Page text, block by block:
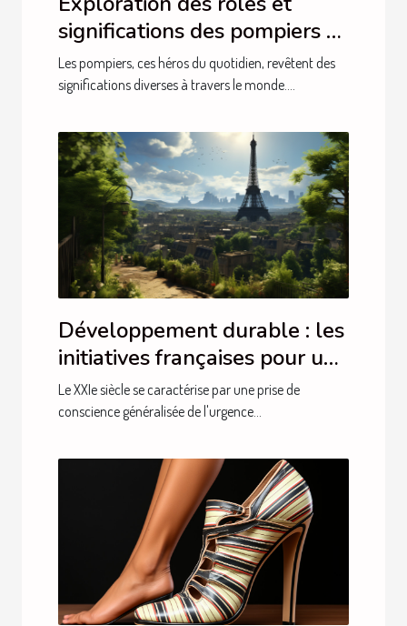
significations des pompiers à
travers le monde
Les pompiers, ces héros du quotidien, revêtent des
significations diverses à travers le monde....
Développement durable : les
initiatives françaises pour un
avenir plus vert
Le XXIe siècle se caractérise par une prise de
conscience généralisée de l'urgence...